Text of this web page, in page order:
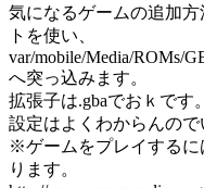
気になるゲームの追加方
トを使い、
var/mobile/Media/ROMs/
へ突っ込みます。
拡張子は.gbaでおｋです。
設定はよくわからんの
※ゲームをプレイするに
ります。